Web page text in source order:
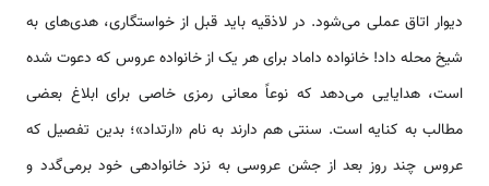
دیوار اتاق عملی ‌‌‌‌‌‌می‌شود. در لاذقیه باید قبل از خو‌‌‌‌‌‌‌‌‌استگاری، هدی‌‌‌‌‌‌‌‌‌‌‌‌‌‌‌‌‌‌های به
شیخ محله داد! خانواده داماد برای هر یک از خانواده عروس که دعوت شده
‌‌‌‌‌‌‌‌‌است، هدایایی ‌‌‌‌‌‌می‌دهد که نوعاً معانی رمزی خاصی برای ابلاغ بعضی
مطالب به کنایه ‌‌‌‌‌‌‌‌‌است. سنتی هم دارند به نام «ارتداد»؛ بدین تفصیل که
عروس چند روز بعد از جشن عروسی به نزد خانواده­ی خود بر‌‌‌‌‌‌‌‌‌‌‌‌می‌گدد و